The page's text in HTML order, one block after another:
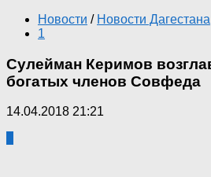
Новости / Новости Дагестана
1
Сулейман Керимов
богатых членов Совфеда
14.04.2018 21:21